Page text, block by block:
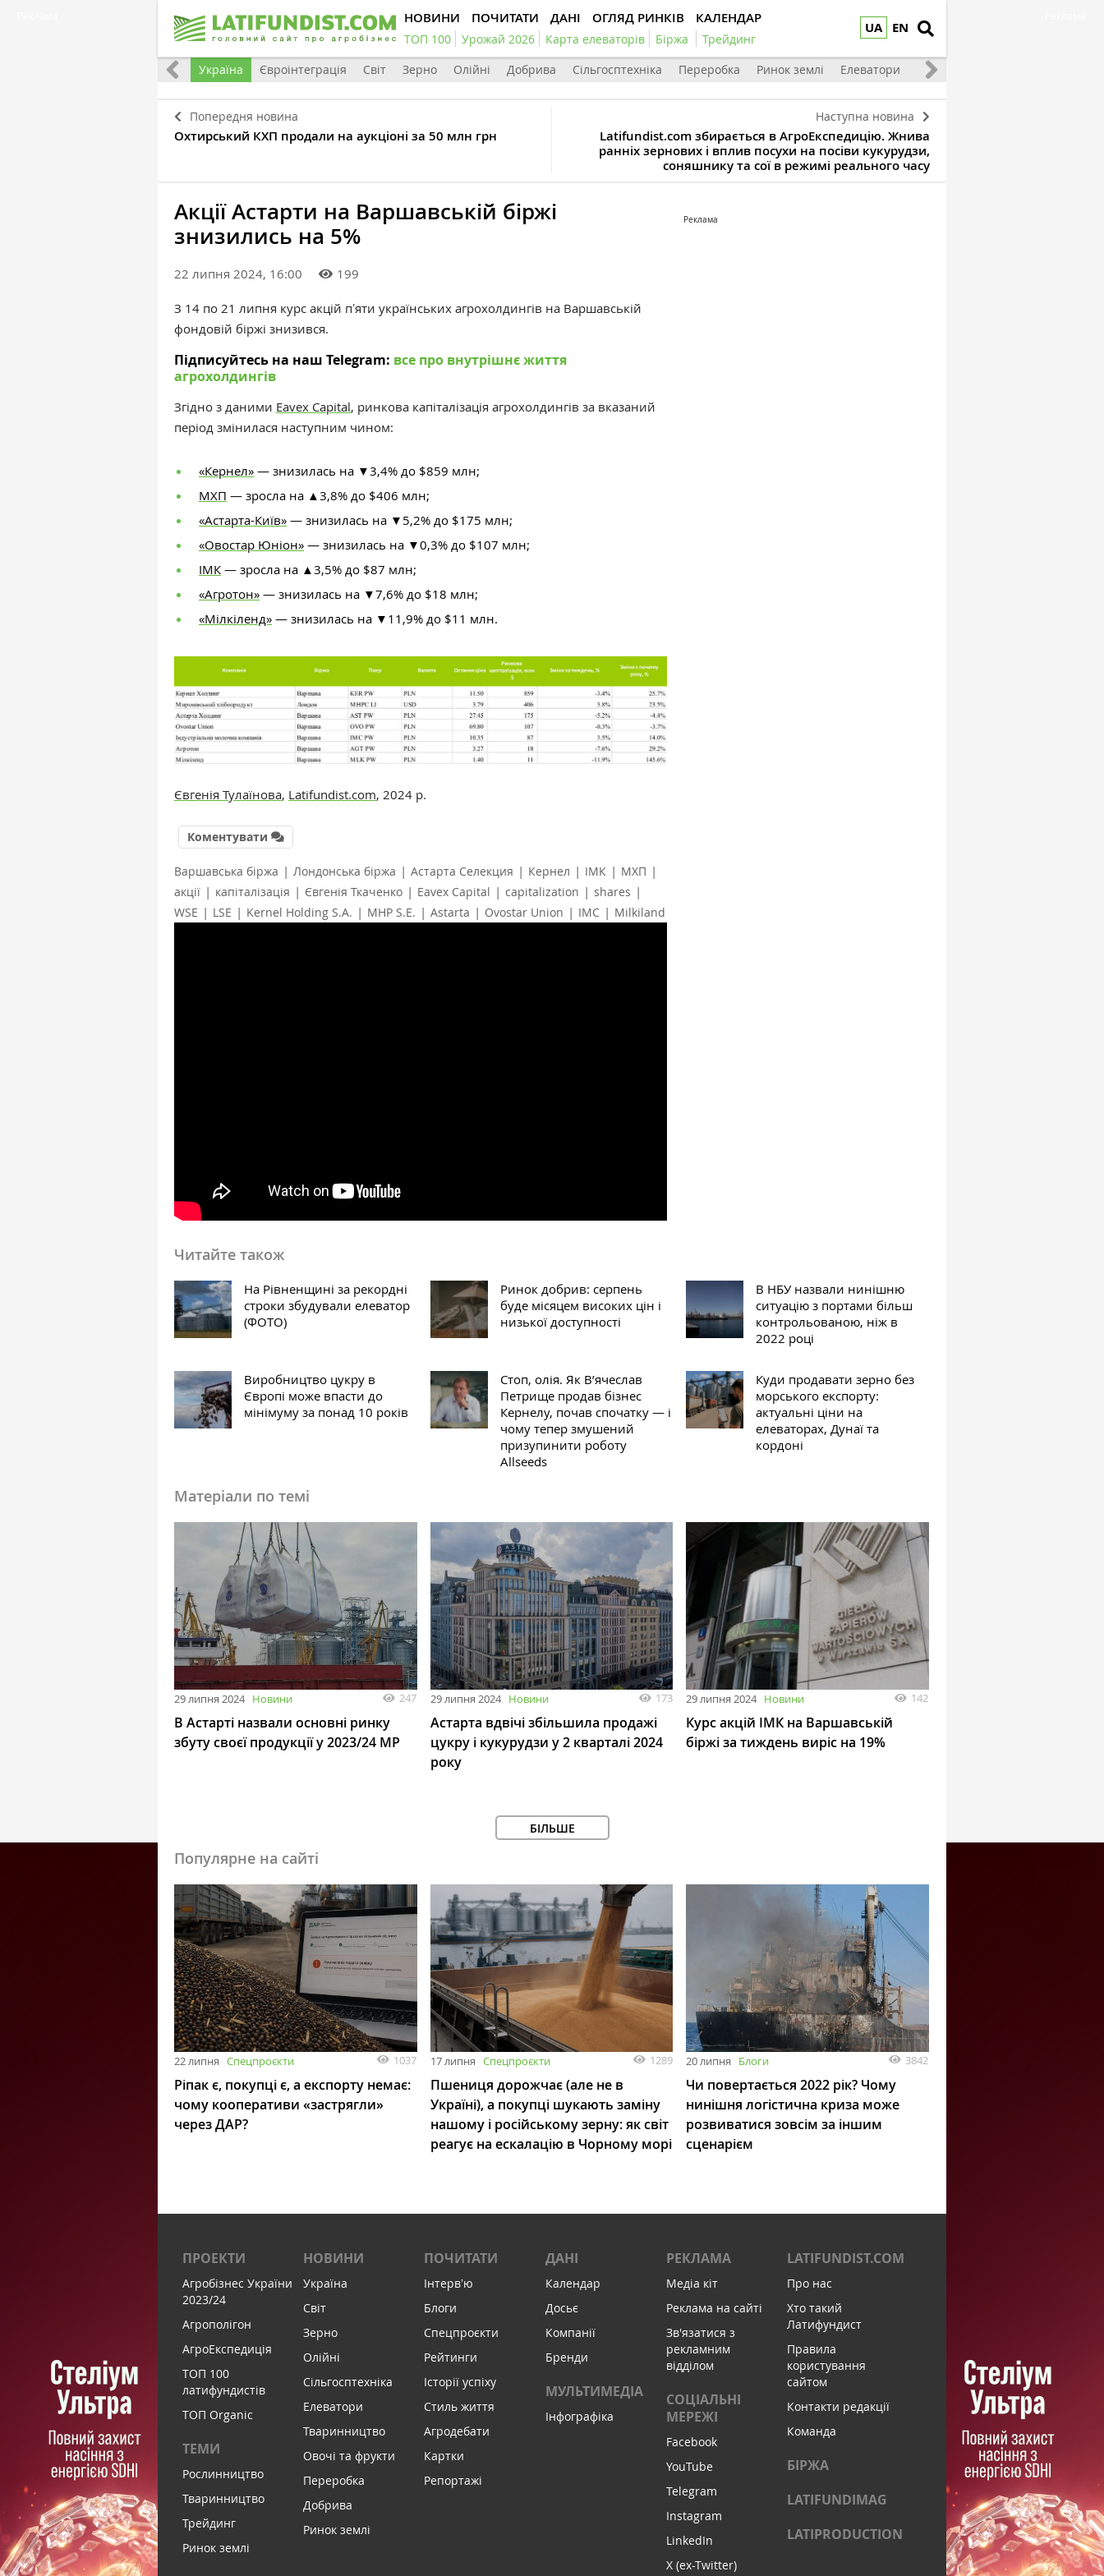
UA EN
НОВИНИ ПОЧИТАТИ ДАНІ ОГЛЯД РИНКІВ КАЛЕНДАР
ТОП 100 Урожай 2026 Карта елеваторів Біржа Трейдинг
Все Україна Євроінтеграція Світ Зерно Олійні Добрива Сільгосптехніка Переробка Ринок землі Елеватори Тваринництво
Попередня новина
Охтирський КХП продали на аукціоні за 50 млн грн
Наступна новина
Latifundist.com збирається в АгроЕкспедицію. Жнива
ранніх зернових і вплив посухи на посіви кукурудзи,
соняшнику та сої в режимі реального часу
Акції Астарти на Варшавській біржі
знизились на 5%
22 липня 2024, 16:00 199
З 14 по 21 липня курс акцій пʼяти українських агрохолдингів на Варшавській
фондовій біржі знизився.
Підписуйтесь на наш Telegram: все про внутрішнє життя
агрохолдингів
Згідно з даними Eavex Capital, ринкова капіталізація агрохолдингів за вказаний
період змінилася наступним чином:
«Кернел» — знизилась на ▼3,4% до $859 млн;
МХП — зросла на ▲3,8% до $406 млн;
«Астарта-Київ» — знизилась на ▼5,2% до $175 млн;
«Овостар Юніон» — знизилась на ▼0,3% до $107 млн;
ІМК — зросла на ▲3,5% до $87 млн;
«Агротон» — знизилась на ▼7,6% до $18 млн;
«Мілкіленд» — знизилась на ▼11,9% до $11 млн.
Євгенія Тулаїнова, Latifundist.com, 2024 р.
Коментувати
Варшавська біржа | Лондонська біржа | Астарта Селекция | Кернел | ІМК | МХП |
акції | капіталізація | Євгенія Ткаченко | Eavex Capital | capitalization | shares |
WSE | LSE | Kernel Holding S.A. | MHP S.E. | Astarta | Ovostar Union | IMC | Milkiland
Реклама
Читайте також
На Рівненщині за рекордні
строки збудували елеватор
(ФОТО)
Ринок добрив: серпень
буде місяцем високих цін і
низької доступності
В НБУ назвали нинішню
ситуацію з портами більш
контрольованою, ніж в
2022 році
Виробництво цукру в
Європі може впасти до
мінімуму за понад 10 років
Стоп, олія. Як В’ячеслав
Петрище продав бізнес
Кернелу, почав спочатку — і
чому тепер змушений
призупинити роботу
Allseeds
Куди продавати зерно без
морського експорту:
актуальні ціни на
елеваторах, Дунаї та
кордоні
Матеріали по темі
29 липня 2024 Новини 247
В Астарті назвали основні ринку
збуту своєї продукції у 2023/24 МР
29 липня 2024 Новини 173
Астарта вдвічі збільшила продажі
цукру і кукурудзи у 2 кварталі 2024
року
29 липня 2024 Новини 142
Курс акцій ІМК на Варшавській
біржі за тиждень виріс на 19%
БІЛЬШЕ
Популярне на сайті
22 липня Спецпроєкти 1037
Ріпак є, покупці є, а експорту немає:
чому кооперативи «застрягли»
через ДАР?
17 липня Спецпроєкти 1289
Пшениця дорожчає (але не в
Україні), а покупці шукають заміну
нашому і російському зерну: як світ
реагує на ескалацію в Чорному морі
20 липня Блоги 3842
Чи повертається 2022 рік? Чому
нинішня логістична криза може
розвиватися зовсім за іншим
сценарієм
ПРОЕКТИ
Агробізнес України
2023/24
Агрополігон
АгроЕкспедиція
ТОП 100
латифундистів
ТОП Organic
ТЕМИ
Рослинництво
Тваринництво
Трейдинг
Ринок землі
НОВИНИ
Україна
Світ
Зерно
Олійні
Сільгосптехніка
Елеватори
Тваринництво
Овочі та фрукти
Переробка
Добрива
Ринок землі
ПОЧИТАТИ
Інтервʼю
Блоги
Спецпроєкти
Рейтинги
Історії успіху
Стиль життя
Агродебати
Картки
Репортажі
ДАНІ
Календар
Досьє
Компанії
Бренди
МУЛЬТИМЕДІА
Інфографіка
РЕКЛАМА
Медіа кіт
Реклама на сайті
Зв'язатися з
рекламним
відділом
СОЦІАЛЬНІ
МЕРЕЖІ
Facebook
YouTube
Telegram
Instagram
LinkedIn
X (ex-Twitter)
LATIFUNDIST.COM
Про нас
Хто такий
Латифундист
Правила
користування
сайтом
Контакти редакції
Команда
БІРЖА
LATIFUNDIMAG
LATIPRODUCTION